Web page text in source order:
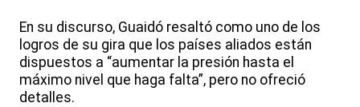
En su discurso, Guaidó resaltó como uno de los
logros de su gira que los países aliados están
dispuestos a “aumentar la presión hasta el
máximo nivel que haga falta”, pero no ofreció
detalles.